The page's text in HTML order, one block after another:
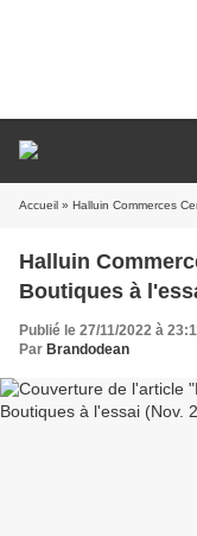
Accueil » Halluin Commerces
Halluin
Boutiques à
Publié le 27/11/2022 à
Par Brandodean